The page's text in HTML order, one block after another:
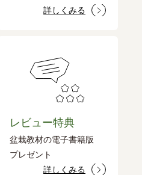
詳しくみる
レビュー特典
盆栽教材の電子書籍版
プレゼント
詳しくみる